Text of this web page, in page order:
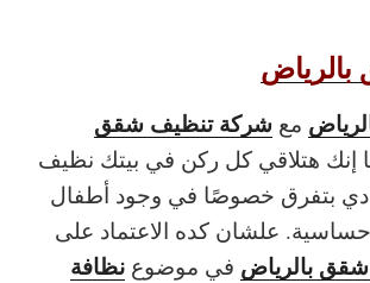
مع شركة تنظيف شقق
إنك هتلاقي كل ركن في بيتك نظيف
دي بتفرق خصوصًا في وجود أطفال
علشان كده الاعتماد على
بالرياض في موضوع نظافة